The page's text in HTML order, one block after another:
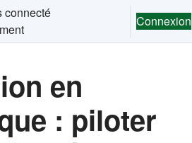
saisie de recherche
connecté
Connexion
en
: piloter